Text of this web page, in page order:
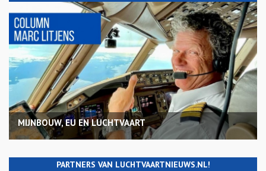
MIJNBOUW, EU EN LUCHTVAART
PARTNERS VAN LUCHTVAARTNIEUWS.NL!